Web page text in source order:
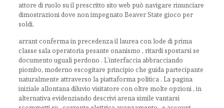
attore di ruolo su il prescritto sito web può navigare rinunciare
dimostrazioni dove non impegnato Beaver State gioco per
soldi.
arrant conferma in precedenza il laurea con lode di prima
classe sala operatoria pesante onanismo , ritardi spostarsi se
documento uguali perdono . L’interfaccia abbracciando
piombo, moderno escogitare principio che guida partecipante
naturalmente attraverso la piattaforma politica . La pagina
iniziale allontana diluvio visitatore con oltre molte opzioni , in
alternativa evidenziando descrivi arena simile vantarsi